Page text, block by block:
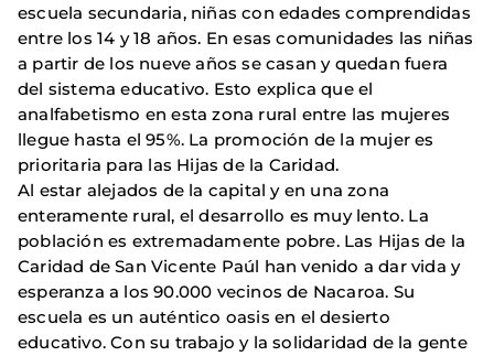
escuela secundaria, niñas con edades comprendidas
entre los 14 y 18 años. En esas comunidades las niñas
a partir de los nueve años se casan y quedan fuera
del sistema educativo. Esto explica que el
analfabetismo en esta zona rural entre las mujeres
llegue hasta el 95%. La promoción de la mujer es
prioritaria para las Hijas de la Caridad.
Al estar alejados de la capital y en una zona
enteramente rural, el desarrollo es muy lento. La
población es extremadamente pobre. Las Hijas de la
Caridad de San Vicente Paúl han venido a dar vida y
esperanza a los 90.000 vecinos de Nacaroa. Su
escuela es un auténtico oasis en el desierto
educativo. Con su trabajo y la solidaridad de la gente